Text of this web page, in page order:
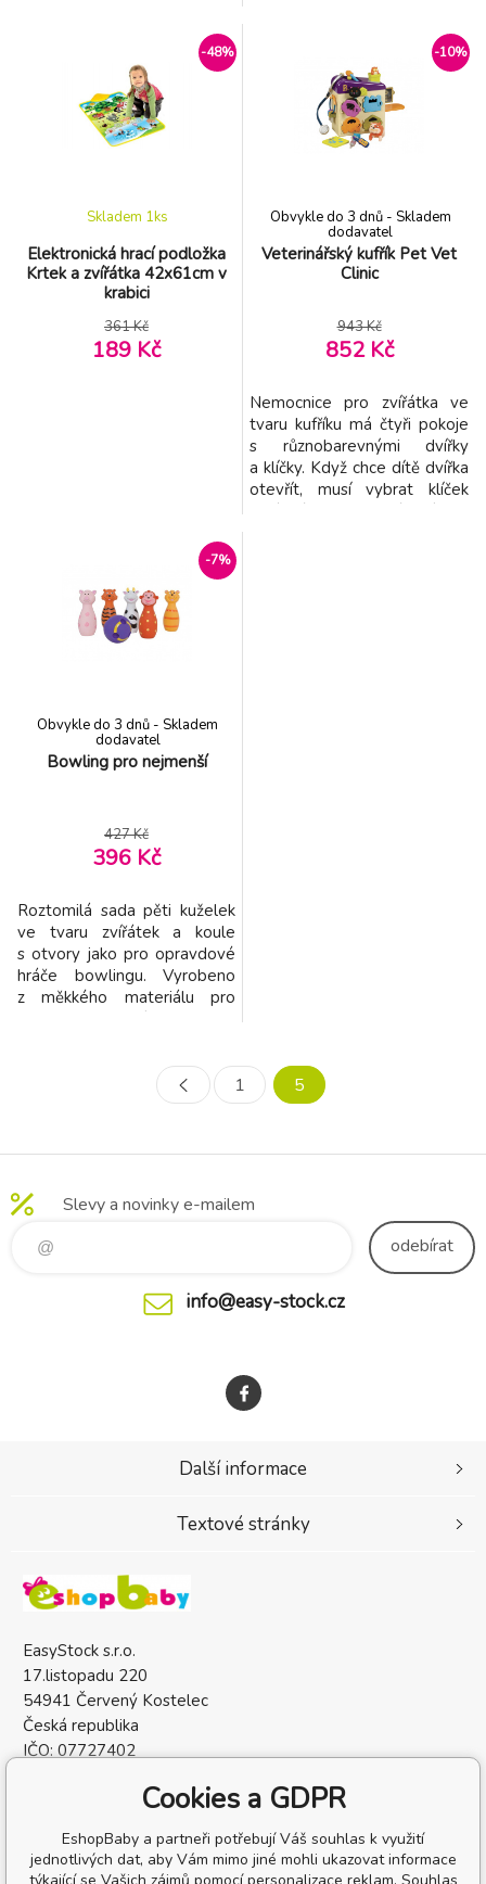
kola vtipným způsobem
napodobují chůzi zvířat.
Hračka pomáhá zlepšit
manuální zručnost a
obratnost, učí dítě rozpoznat
tvary a barvy, zapojuje a
-48%
Elektronická hrací podložka
Krtek a zvířátka 42x61cm v
krabici
Skladem 1ks
361 Kč
189 Kč
-10%
Veterinářský kufřík Pet Vet
Clinic
Obvykle do 3 dnů - Skladem
dodavatel
943 Kč
852 Kč
Nemocnice pro zvířátka ve
tvaru kufříku má čtyři pokoje
s různobarevnými dvířky
a klíčky. Když chce dítě dvířka
otevřít, musí vybrat klíček
-7%
Bowling pro nejmenší
Obvykle do 3 dnů - Skladem
dodavatel
427 Kč
396 Kč
Roztomilá sada pěti kuželek
ve tvaru zvířátek a koule
s otvory jako pro opravdové
hráče bowlingu. Vyrobeno
z měkkého materiálu pro
pískají. Vhodné od 10 měsíců.
1 5
Slevy a novinky e-mailem
odebírat
info@easy-stock.cz
EasyStock s.r.o.
17.listopadu 220
54941 Červený Kostelec
Česká republika
IČO: 07727402
Další informace
Textové stránky
Cookies a GDPR
EshopBaby a partneři potřebují Váš souhlas k využití
jednotlivých dat, aby Vám mimo jiné mohli ukazovat informace